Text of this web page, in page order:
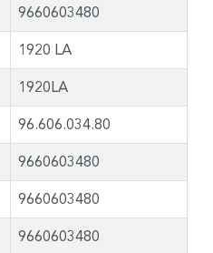
9660603480
1920 LA
1920LA
96.606.034.80
9660603480
9660603480
9660603480